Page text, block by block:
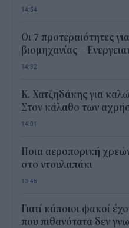
14:54
Οι 7 προτεραιότητες
βιομηχανίας –
14:32
Κ. Χατζηδάκης για
Στον κάλαθο των
14:01
Ποια αεροπορική
στο ντουλαπάκι
13:45
Γιατί κάποιοι φακοί
που πιθανότατα δεν